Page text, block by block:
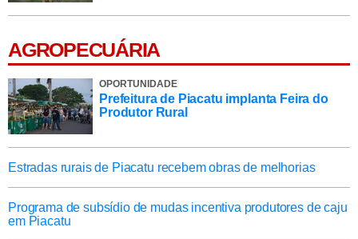
AGROPECUÁRIA
OPORTUNIDADE
Prefeitura de Piacatu implanta Feira do
Produtor Rural
Estradas rurais de Piacatu recebem obras de melhorias
Programa de subsídio de mudas incentiva produtores de caju
em Piacatu